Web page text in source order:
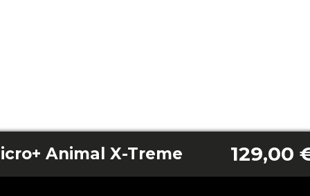
Animal X-Treme 129,00